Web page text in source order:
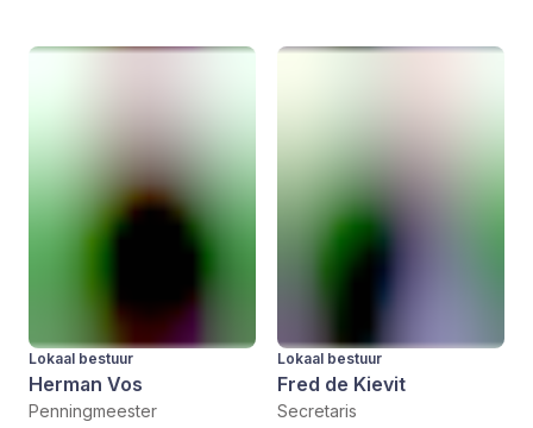
Lokaal bestuur
Herman Vos
Penningmeester
Lokaal bestuur
Fred de Kievit
Secretaris